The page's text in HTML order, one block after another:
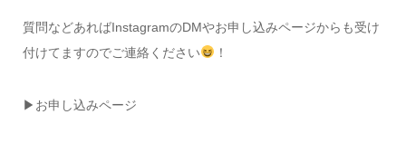
質問などあればInstagramのDMやお申し込みページからも受け
付けてますのでご連絡ください
！
▶お申し込みページ